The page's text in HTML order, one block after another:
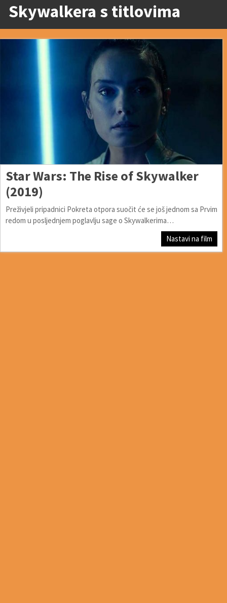
Skywalkera s titlovima
Star Wars: The Rise of Skywalker
(2019)
Preživjeli pripadnici Pokreta otpora suočit će se još jednom sa Prvim
redom u posljednjem poglavlju sage o Skywalkerima…
Nastavi na film